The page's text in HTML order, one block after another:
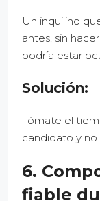
Un inquilino
antes, sin
podría estar
Solución:
Tómate el
candidato y no
6.
fiable